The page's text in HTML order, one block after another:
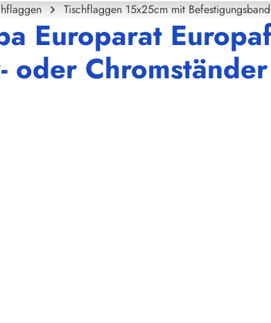
Tischflaggen 15x25cm mit
Europarat